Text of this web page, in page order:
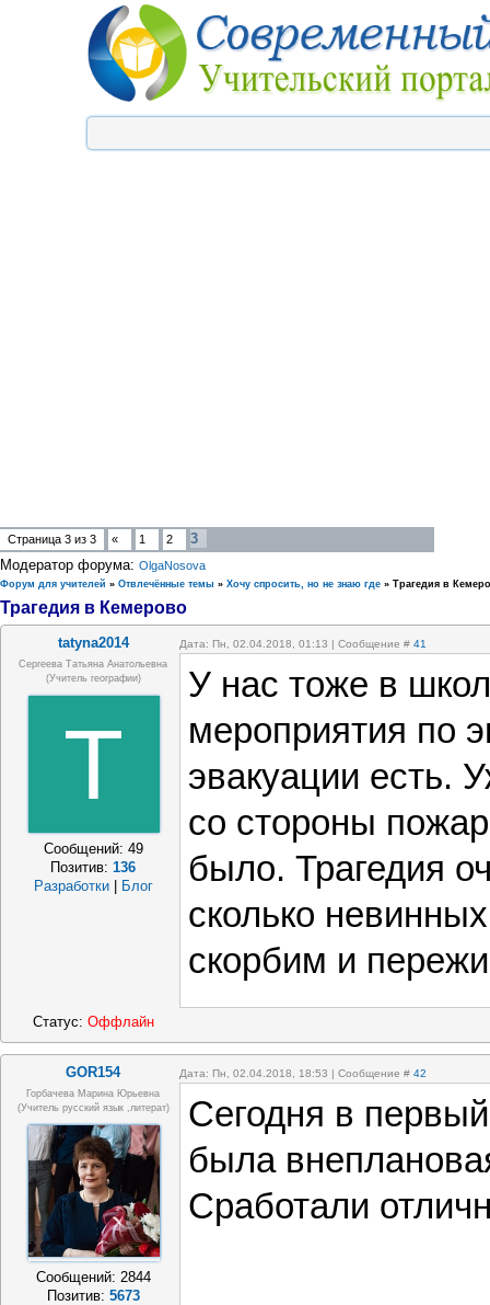
Страница 3 из 3 « 1 2
3
Модератор форума: OlgaNosova
Форум для учителей » Отвлечённые темы » Хочу спросить, но не знаю где » Трагедия в
Трагедия в Кемерово
tatyna2014 Дата: Пн, 02.04.2018, 01:13 | Сообщение # 41
Сергеева Татьяна Анатольевна
(учитель географии)
T
Сообщений: 49
Позитив:136
Разработки
Блог
У нас тоже в
мероприятия по
эвакуации есть.
со стороны
было. Трагедия
сколько
скорбим и
Статус: Оффлайн
GOR154 Дата: Пн, 02.04.2018, 18:53 | Сообщение # 42
Горбачева Марина Юрьевна
(учитель русский язык ,литерат)
Сообщений: 2844
Позитив: 5673
Сегодня в
была
Сработали